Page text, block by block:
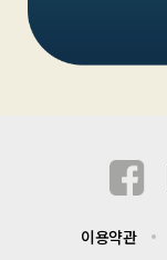
이용약관